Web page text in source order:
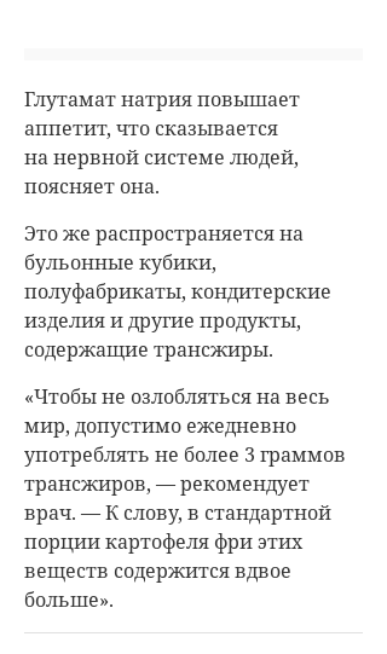
Глутамат натрия повышает
аппетит, что сказывается
на нервной системе людей,
поясняет она.
Это же распространяется на
бульонные кубики,
полуфабрикаты, кондитерские
изделия и другие продукты,
содержащие трансжиры.
«Чтобы не озлобляться на весь
мир, допустимо ежедневно
употреблять не более 3 граммов
трансжиров, — рекомендует
врач. — К слову, в стандартной
порции картофеля фри этих
веществ содержится вдвое
больше».